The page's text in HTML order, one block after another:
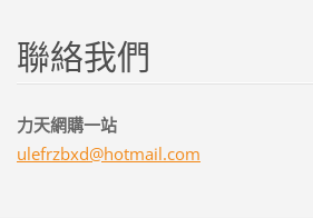
聯絡我們
力天網購一站
ulefrzbxd@hotmail.com